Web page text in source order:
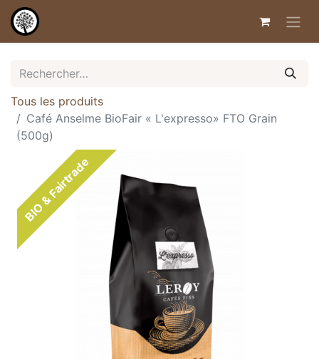
Tous les produits
Café Anselme BioFair « L'expresso» FTO Grain
(500g)
BIO & Fairtrade